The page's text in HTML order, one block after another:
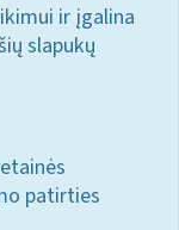
ir įgalina
slapukų
patirties